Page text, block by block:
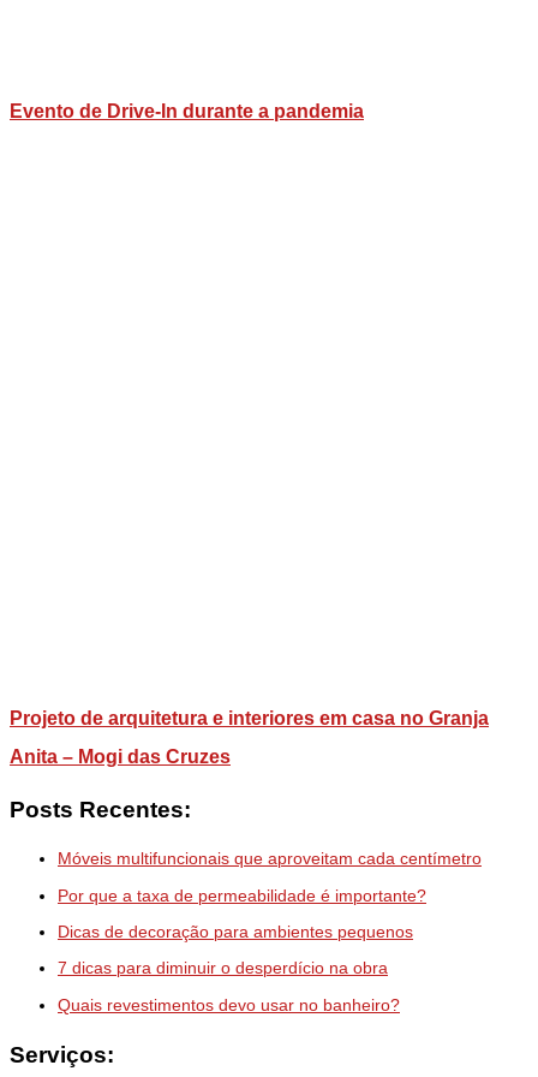
Evento de Drive-In durante a pandemia
Projeto de arquitetura e interiores em casa no Granja
Anita – Mogi das Cruzes
Posts Recentes:
Móveis multifuncionais que aproveitam cada centímetro
Por que a taxa de permeabilidade é importante?
Dicas de decoração para ambientes pequenos
7 dicas para diminuir o desperdício na obra
Quais revestimentos devo usar no banheiro?
Serviços: